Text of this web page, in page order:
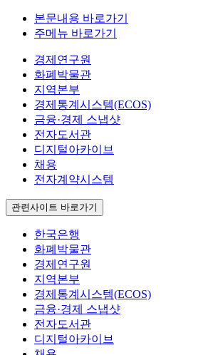
본문내용 바로가기
주메뉴 바로가기
경제연구원
화폐박물관
지역본부
경제통계시스템(ECOS)
금융·경제 스냅샷
전자도서관
디지털아카이브
채용
전자계약시스템
관련사이트 바로가기
한국은행
화폐박물관
경제연구원
지역본부
경제통계시스템(ECOS)
금융·경제 스냅샷
전자도서관
디지털아카이브